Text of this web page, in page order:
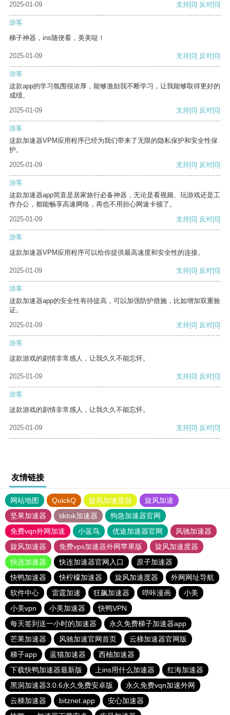
2025-01-09
支持[0] 反对[0]
游客
梯子神器，ins随便看，美美哒！
2025-01-09 支持[0] 反对[0]
游客
这款app的学习氛围很浓厚，能够激励我不断学习，让我能够取得更好的
成绩。
2025-01-09
支持[0] 反对[0]
游客
这款加速器VPM应用程序已经为我们带来了无限的隐私保护和安全性保
护。
2025-01-09
支持[0] 反对[0]
游客
这款加速器app简直是居家旅行必备神器，无论是看视频、玩游戏还是工
作办公，都能畅享高速网络，再也不用担心网速卡顿了。
2025-01-09
支持[0] 反对[0]
游客
这款加速器VPM应用程序可以给你提供最高速度和安全性的连接。
2025-01-09 支持[0] 反对[0]
游客
这款加速器app的安全性有待提高，可以加强防护措施，比如增加双重验
证。
2025-01-09
支持[0] 反对[0]
游客
这款游戏的剧情非常感人，让我久久不能忘怀。
2025-01-09 支持[0] 反对[0]
游客
这款游戏的剧情非常感人，让我久久不能忘怀。
2025-01-09 支持[0] 反对[0]
友情链接
网站地图 QuickQ 旋风加速度器
旋风加速
坚果加速器
tiktok加速器
狗急加速器官网
免费vqn外网加速
小蓝鸟 优途加速器官网
风驰加速器
旋风加速器
免费vps加速器外网苹果版
旋风加速度器
快连加速器
快连加速器官网入口
原子加速器
快鸭加速器
快柠檬加速器 旋风加速度器
外网网址导航
软件中心
雷霆加速 狂飙加速器 哔咔漫画
小美
小美vpn
小美加速器
快鸭VPN
每天签到送一小时的加速器
永久免费梯子加速器app
芒果加速器
风驰加速官网首页
云梯加速器官网版
梯子app
蓝猫加速器
西柚加速器
下载快鸭加速器最新版
上ins用什么加速器
红海加速器
黑洞加速器3.0.6永久免费安卓版
永久免费vqn加速外网
云梯加速器
bitznet.app
安心加速器